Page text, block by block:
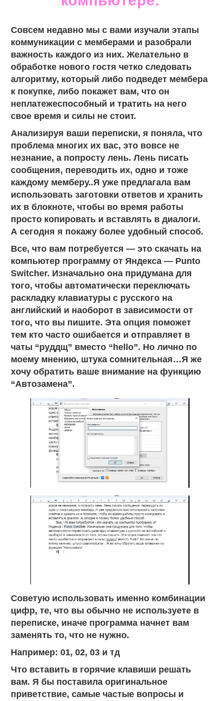
Совсем недавно мы с вами изучали этапы
коммуникации с мемберами и разобрали
важность каждого из них. Желательно в
обработке нового гостя четко следовать
алгоритму, который либо подведет мембера
к покупке, либо покажет вам, что он
неплатежеспособный и тратить на него
свое время и силы не стоит.
Анализируя ваши переписки, я поняла, что
проблема многих их вас, это вовсе не
незнание, а попросту лень. Лень писать
сообщения, переводить их, одно и тоже
каждому мемберу..Я уже предлагала вам
использовать заготовки ответов и хранить
их в блокноте, чтобы во время работы
просто копировать и вставлять в диалоги.
А сегодня я покажу более удобный способ.
Все, что вам потребуется — это скачать на
компьютер программу от Яндекса — Punto
Switcher. Изначально она придумана для
того, чтобы автоматически переключать
раскладку клавиатуры с русского на
английский и наоборот в зависимости от
того, что вы пишите. Эта опция поможет
тем кто часто ошибается и отправляет в
чаты “руддщ” вместо “hello”. Но лично по
моему мнению, штука сомнительная…Я же
хочу обратить ваше внимание на функцию
“Автозамена”.
Советую использовать именно комбинации
цифр, те, что вы обычно не используете в
переписке, иначе программа начнет вам
заменять то, что не нужно.
Например: 01, 02, 03 и тд
Что вставить в горячие клавиши решать
вам. Я бы поставила оригинальное
приветствие, самые частые вопросы и